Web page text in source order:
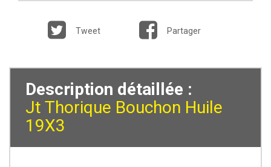
Tweet Partager
Description détaillée :
Jt Thorique Bouchon Huile
19X3